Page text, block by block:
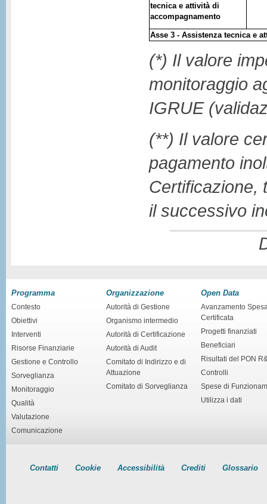
tecnica e attività di
accompagnamento
Asse 3 - Assistenza tecnica e
(*) Il valore
monitoraggio
IGRUE
(**) Il valore
pagamento
Certificazione,
il successivo
Programma
Contesto
Obiettivi
Interventi
Risorse Finanziarie
Gestione e Controllo
Sorveglianza
Monitoraggio
Qualità
Valutazione
Comunicazione
Organizzazione
Autorità di Gestione
Organismo intermedio
Autorità di Certificazione
Autorità di Audit
Comitato di Indirizzo e di
Attuazione
Comitato di Sorveglianza
Open Data
Avanzamento
Certificata
Progetti finanziati
Beneficiari
Risultati del PON
Controlli
Spese di
Utilizza i dati
Contatti Cookie Accessibilità Crediti Glossario